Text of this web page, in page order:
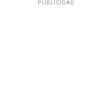
PUBLICIDAD